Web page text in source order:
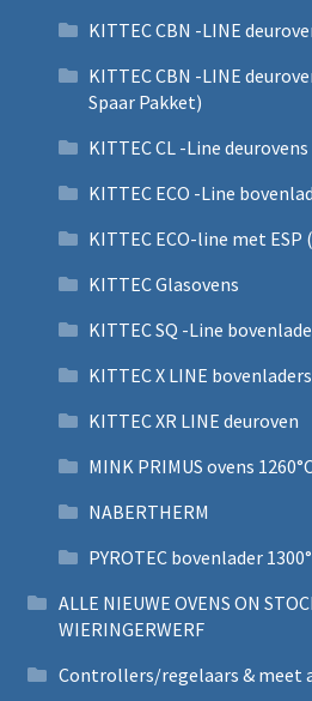
KITTEC CBN -LINE
KITTEC CBN -LINE
Spaar Pakket)
KITTEC CL -Line deurovens
KITTEC ECO -Line
KITTEC ECO-line met
KITTEC Glasovens
KITTEC SQ -Line
KITTEC X LINE bovenladers
KITTEC XR LINE deuroven
MINK PRIMUS ovens
NABERTHERM
PYROTEC bovenlader
ALLE NIEUWE OVENS ON
WIERINGERWERF
Controllers/regelaars & meet